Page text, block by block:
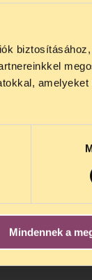
amelyeket
Mindennek a